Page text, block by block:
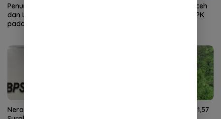
Penumpang Angkutan Udara
dan Laut di Aceh Meningkat
pada Juni 2026
Kunjungan Wisman ke Aceh
Turun pada Juni 2026, TPK
Neraca Perdagangan Aceh
NTP Aceh Juli 2026 Naik 1,57